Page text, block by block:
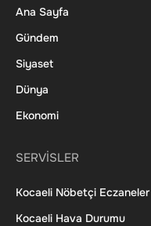
Ana Sayfa
Gündem
Siyaset
Dünya
Ekonomi
SERVİSLER
Kocaeli Nöbetçi Eczaneler
Kocaeli Hava Durumu